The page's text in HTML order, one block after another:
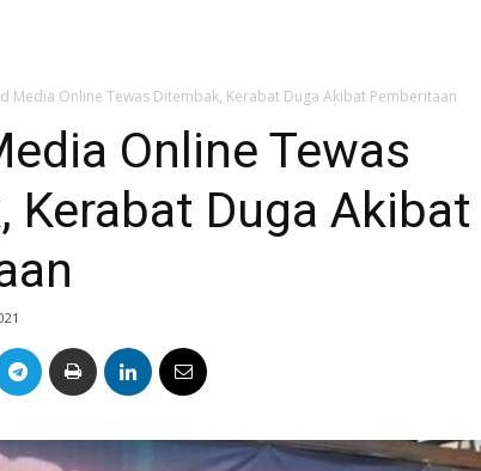
Media Online Tewas Ditembak, Kerabat Duga Akibat Pemberitaan
Online Tewas
Kerabat Duga Akibat